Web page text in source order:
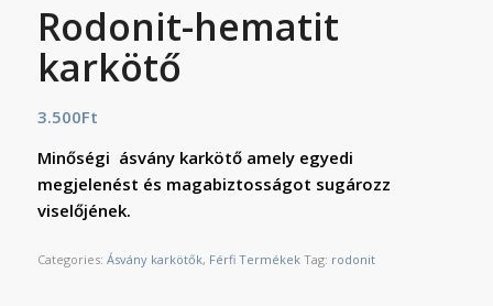
Rodonit-hematit
karkötő
3.500Ft
Minőségi ásvány karkötő amely egyedi
megjelenést és magabiztosságot sugározz
viselőjének.
Categories: Ásvány karkötők, Férfi Termékek Tag: rodonit